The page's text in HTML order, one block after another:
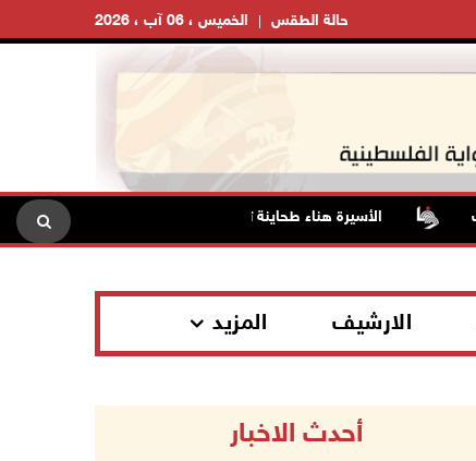
الخميس ، 06 آب ، 2026 حالة الطقس
الأسيرة هناء طحاينة تروي تفاصيل اعتقالها: حُرمت من وداع
الارشيف المزيد
أحدث الاخبار